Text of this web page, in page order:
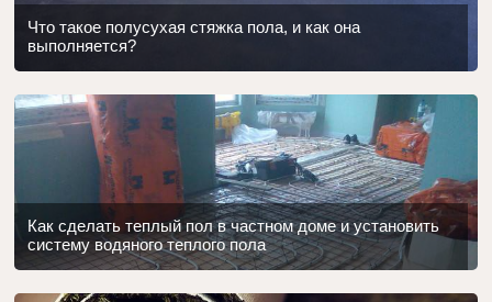
Что такое полусухая стяжка пола, и как она
выполняется?
Как сделать теплый пол в частном доме и установить
систему водяного теплого пола